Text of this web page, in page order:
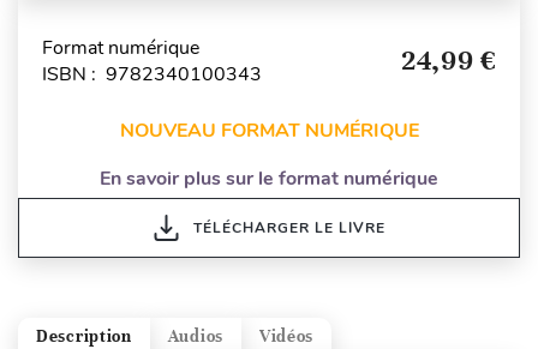
Format numérique
ISBN : 9782340100343
24,99 €
NOUVEAU FORMAT NUMÉRIQUE
En savoir plus sur le format numérique
TÉLÉCHARGER LE LIVRE
Vidéos
Audios
Description